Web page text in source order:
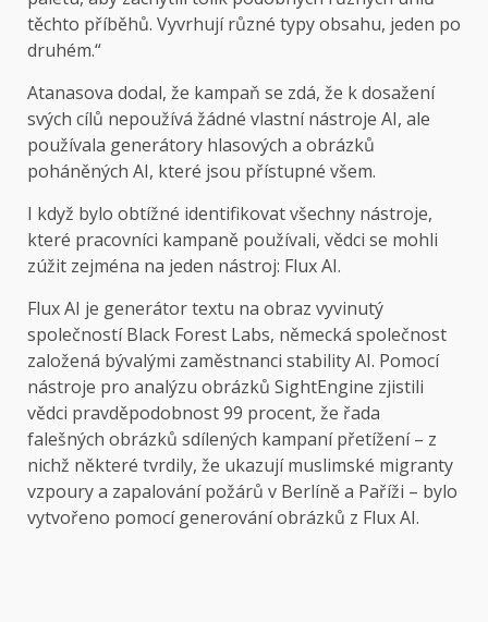
těchto příběhů. Vyvrhují různé typy obsahu, jeden po
druhém.“
Atanasova dodal, že kampaň se zdá, že k dosažení
svých cílů nepoužívá žádné vlastní nástroje AI, ale
používala generátory hlasových a obrázků
poháněných AI, které jsou přístupné všem.
I když bylo obtížné identifikovat všechny nástroje,
které pracovníci kampaně používali, vědci se mohli
zúžit zejména na jeden nástroj: Flux AI.
Flux AI je generátor textu na obraz vyvinutý
společností Black Forest Labs, německá společnost
založená bývalými zaměstnanci stability AI. Pomocí
nástroje pro analýzu obrázků SightEngine zjistili
vědci pravděpodobnost 99 procent, že řada
falešných obrázků sdílených kampaní přetížení – z
nichž některé tvrdily, že ukazují muslimské migranty
vzpoury a zapalování požárů v Berlíně a Paříži – bylo
vytvořeno pomocí generování obrázků z Flux AI.